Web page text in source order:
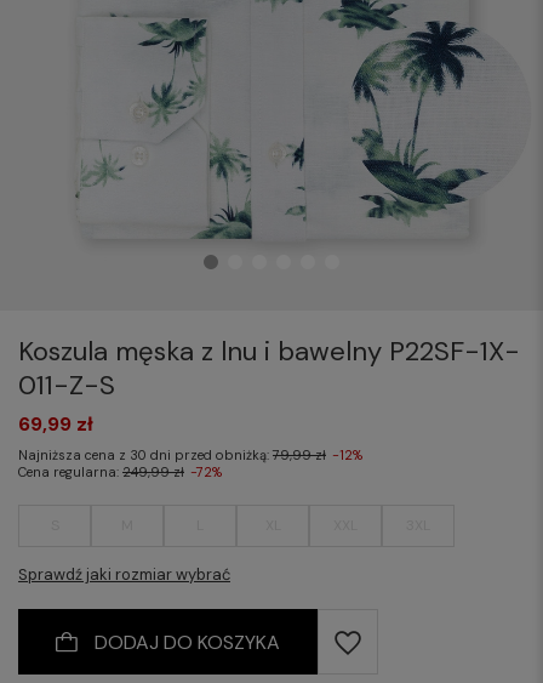
Koszula męska z lnu i bawelny P22SF-1X-
011-Z-S
Sprawdź jaki rozmiar wybrać
69,99 zł
Najniższa cena z 30 dni przed obniżką: 79,99 zł -12%
Cena regularna: 249,99 zł -72%
DODAJ DO KOSZYKA